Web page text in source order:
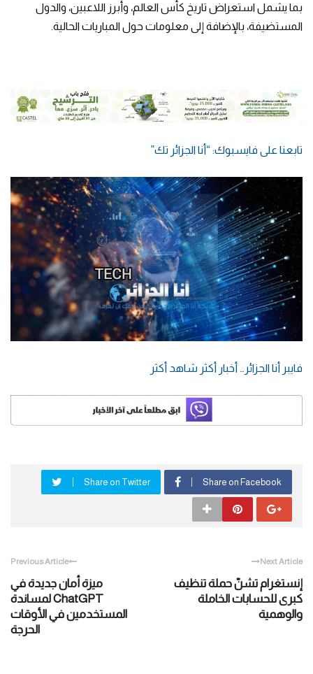
بما يشمل استعراض تاريخ كأس العالم، وأبرز اللاعبين، والدول
المستضيفة، بالإضافة إلى معلومات حول المباريات الحالية.
تابعنا على فايسبوك: “أنا الجزائر تك”
فايبر أنا الجزائر… أخبار أكثر شاهد أكثر
Share on Facebook
Share on Twitter
Previous Article
ميزة أمان جديدة في
ChatGPT لمساندة
المستخدمين في الأوقات
الحرجة
Next Article
إنستغرام تشنّ حملة تنظيف
كبرى للحسابات الخاملة
والوهمية